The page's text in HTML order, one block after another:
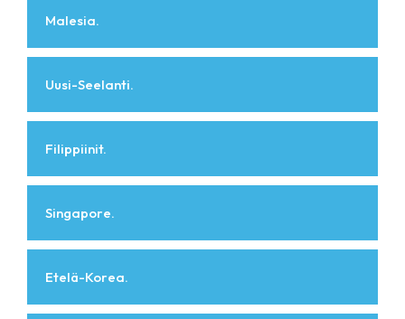
Malesia.
Uusi-Seelanti.
Filippiinit.
Singapore.
Etelä-Korea.